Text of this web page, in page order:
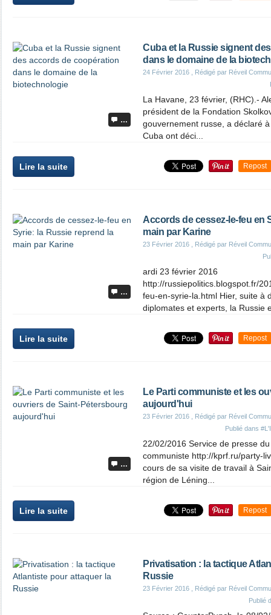
…
Cuba et la Russie signent
dans le domaine de la
24 Février 2016 , Rédigé par Réveil
La Havane, 23 février, (RHC).-
président de la Fondation
gouvernement russe, a déclaré
Cuba ont déci...
Lire la suite Repost
…
Accords de cessez-le-feu en
main par Karine
23 Février 2016 , Rédigé par Réveil
ardi 23 février 2016
http://russiepolitics.blogspot.fr/
feu-en-syrie-la.html Hier, suite à
diplomates et experts, la Russie
Lire la suite Repost
…
Le Parti communiste et les
aujourd'hui
23 Février 2016 , Rédigé par Réveil
Publié dans
22/02/2016 Service de presse
communiste http://kprf.ru/party-
cours de sa visite de travail à
région de Léning...
Lire la suite Repost
Privatisation : la tactique
Russie
23 Février 2016 , Rédigé par Réveil
Publié